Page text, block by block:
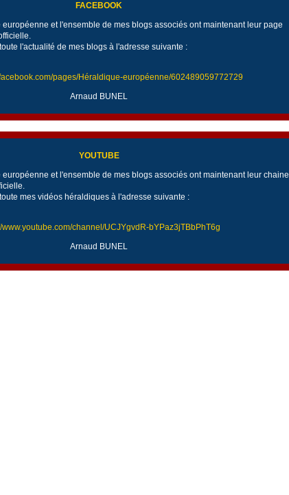
FACEBOOK
européenne et l'ensemble de mes blogs associés ont maintenant leur page
l'actualité de mes blogs à l'adresse suivante :
pages/Héraldique-européenne/602489059772729
Arnaud BUNEL
YOUTUBE
européenne et l'ensemble de mes blogs associés ont maintenant leur chaine
mes vidéos héraldiques à l'adresse suivante :
www.youtube.com/channel/UCJYgvdR-bYPaz3jTBbPhT6g
Arnaud BUNEL